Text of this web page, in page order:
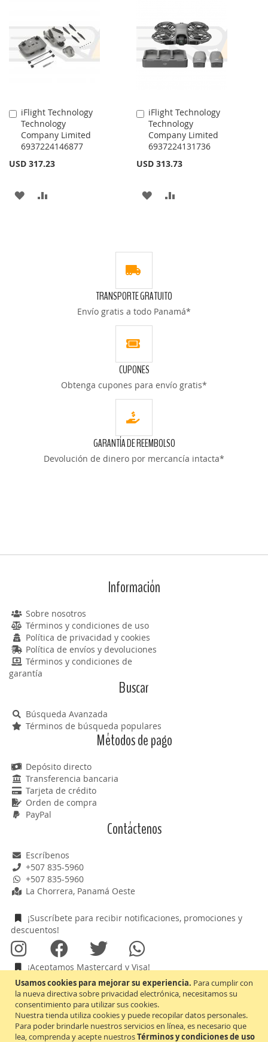
Usamos cookies para mejorar su experiencia. Para cumplir con
la nueva directiva sobre privacidad electrónica, necesitamos su
consentimiento para utilizar sus cookies.
Nuestra tienda utiliza cookies y puede recopilar datos personales.
Para poder brindarle nuestros servicios en línea, es necesario que
lea, comprenda y acepte nuestrosTérminos y condiciones de uso
iFlight Technology
Technology
Company Limited
6937224146877
USD 317.23
Añadir
al
carrito
AÑADIR
iFlight Technology
Technology
Company Limited
6937224131736
USD 313.73
Añadir
al
carrito
AÑADIR
DESEOS
TRANSPORTE GRATUITO
Envío gratis a todo Panamá*
CUPONES
Obtenga cupones para envío gratis*
GARANTÍA DE REEMBOLSO
Devolución de dinero por mercancía intacta*
Información
Sobre nosotros
Términos y condiciones de uso
Política de privacidad y cookies
Política de envíos y devoluciones
Términos y condiciones de
garantía
Buscar
Búsqueda Avanzada
Términos de búsqueda populares
Métodos de pago
Depósito directo
Transferencia bancaria
Tarjeta de crédito
Orden de compra
PayPal
Contáctenos
Escríbenos
+507 835-5960
+507 835-5960
La Chorrera, Panamá Oeste
¡Suscríbete para recibir notificaciones, promociones y
descuentos!
¡Aceptamos Mastercard y Visa!
Inscríbase
Suscribirse